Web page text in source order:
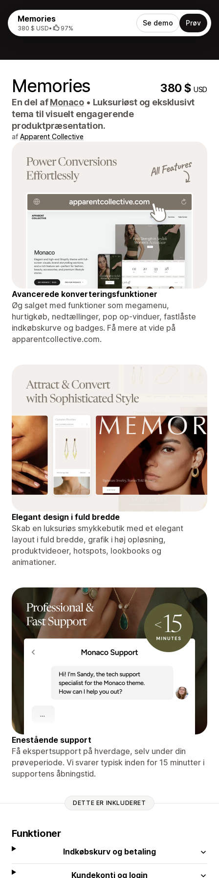
Memories
380 $ USD• 97%
Se demo Prøv
Memories 380 $USD
En del afMonaco • Luksuriøst og eksklusivt
tema til visuelt engagerende
produktpræsentation.
af Apparent Collective
Avancerede konverteringsfunktioner
Øg salget med funktioner som megamenu,
hurtigkøb, nedtællinger, pop op-vinduer, fastlåste
indkøbskurve og badges. Få mere at vide på
apparentcollective.com.
Elegant design i fuld bredde
Skab en luksuriøs smykkebutik med et elegant
layout i fuld bredde, grafik i høj opløsning,
produktvideoer, hotspots, lookbooks og
animationer.
Enestående support
Få ekspertsupport på hverdage, selv under din
prøveperiode. Vi svarer typisk inden for 15 minutter i
supportens åbningstid.
DETTE ER INKLUDERET
Funktioner
Indkøbskurv og betaling
Kundekonti og login